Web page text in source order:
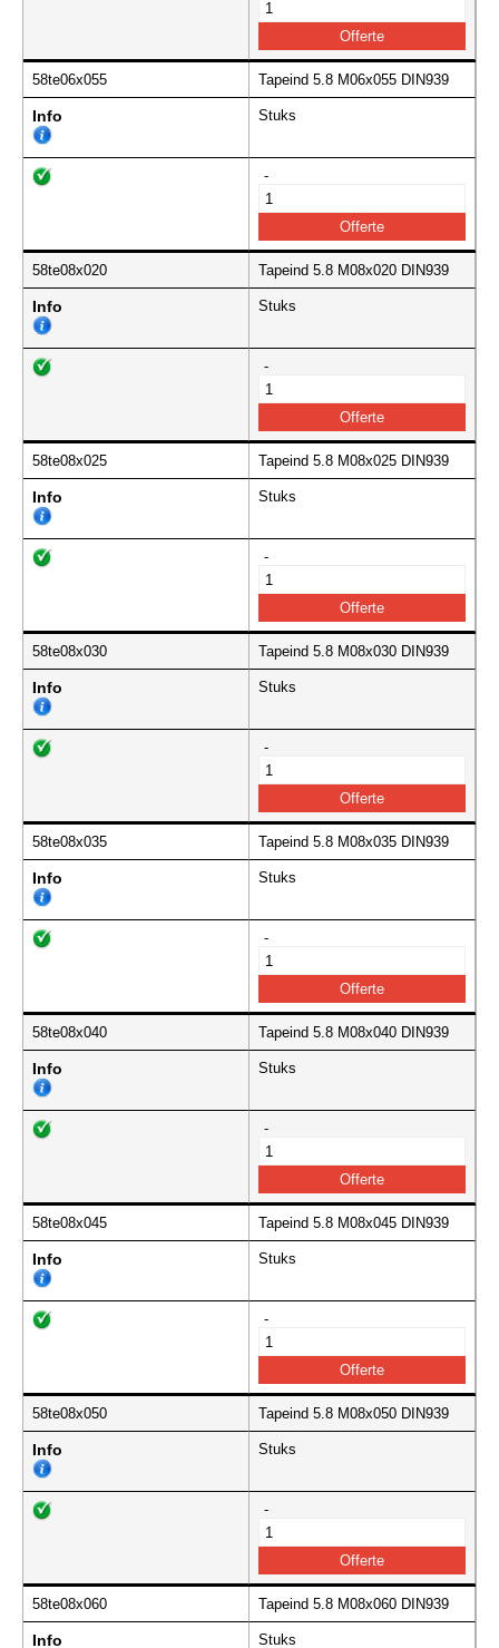
58te06x055 Tapeind 5.8 M06x055 DIN939
Info Stuks
-
58te08x020 Tapeind 5.8 M08x020 DIN939
Info Stuks
-
58te08x025 Tapeind 5.8 M08x025 DIN939
Info Stuks
-
58te08x030 Tapeind 5.8 M08x030 DIN939
Info Stuks
-
58te08x035 Tapeind 5.8 M08x035 DIN939
Info Stuks
-
58te08x040 Tapeind 5.8 M08x040 DIN939
Info Stuks
-
58te08x045 Tapeind 5.8 M08x045 DIN939
Info Stuks
-
58te08x050 Tapeind 5.8 M08x050 DIN939
Info Stuks
-
58te08x060 Tapeind 5.8 M08x060 DIN939
Info Stuks